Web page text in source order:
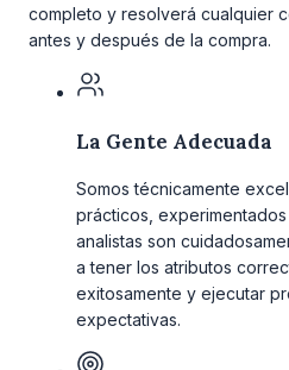
completo y resolverá cualquier
antes y después de la compra.
La Gente Adecuada
Somos técnicamente
prácticos,
analistas son
a tener los atributos
exitosamente y ejecutar
expectativas.